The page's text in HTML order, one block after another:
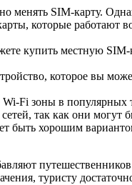
SIM-карту.
которые
купить местную SIM-
которое вы
Fi зоны в популярных
так как они могут
хорошим
туристу